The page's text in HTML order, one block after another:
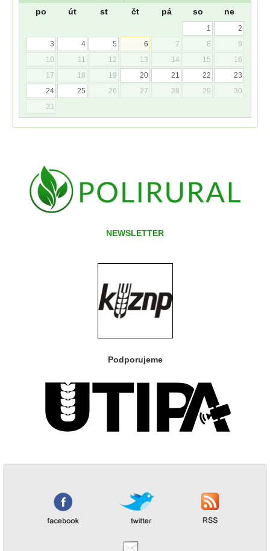
po út st čt pá so ne
1
2
3
4 5 6 7 8
9
10
11 12 13 14 15
16
17
18 19 20 21 22
23
24
25 26 27 28 29
30
31
NEWSLETTER
Podporujeme